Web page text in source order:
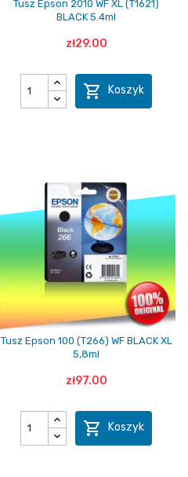
Tusz Epson 2010 WF XL (T1621)
BLACK 5.4ml
zł29.00
 Koszyk
Tusz Epson 100 (T266) WF BLACK XL
5,8ml
zł97.00
 Koszyk